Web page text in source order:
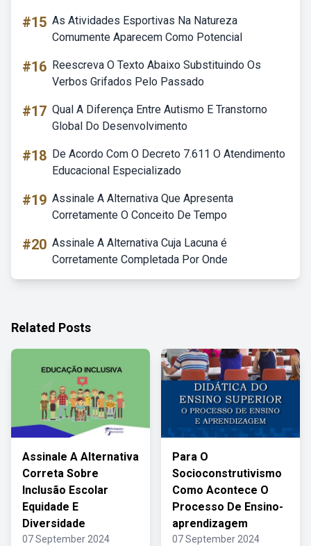
#15 As Atividades Esportivas Na Natureza
Comumente Aparecem Como Potencial
#16 Reescreva O Texto Abaixo Substituindo Os
Verbos Grifados Pelo Passado
#17 Qual A Diferença Entre Autismo E Transtorno
Global Do Desenvolvimento
#18 De Acordo Com O Decreto 7.611 O Atendimento
Educacional Especializado
#19 Assinale A Alternativa Que Apresenta
Corretamente O Conceito De Tempo
#20 Assinale A Alternativa Cuja Lacuna é
Corretamente Completada Por Onde
Related Posts
Assinale A Alternativa
Correta Sobre
Inclusão Escolar
Equidade E
Diversidade
07 September 2024
Para O
Socioconstrutivismo
Como Acontece O
Processo De Ensino-
aprendizagem
07 September 2024